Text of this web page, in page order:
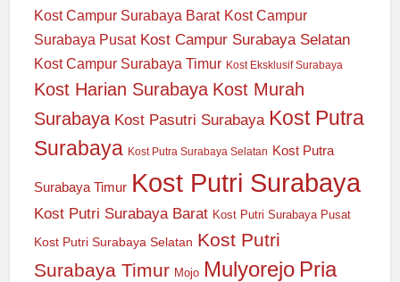
Kost Campur Surabaya Barat Kost Campur
Surabaya Pusat Kost Campur Surabaya Selatan
Kost Campur Surabaya Timur Kost Eksklusif Surabaya
Kost Harian Surabaya Kost Murah
Surabaya Kost Pasutri Surabaya Kost Putra
Surabaya Kost Putra Surabaya Selatan Kost Putra
Surabaya Timur Kost Putri Surabaya
Kost Putri Surabaya Barat Kost Putri Surabaya Pusat
Kost Putri Surabaya Selatan Kost Putri
Surabaya Timur Mojo Mulyorejo Pria